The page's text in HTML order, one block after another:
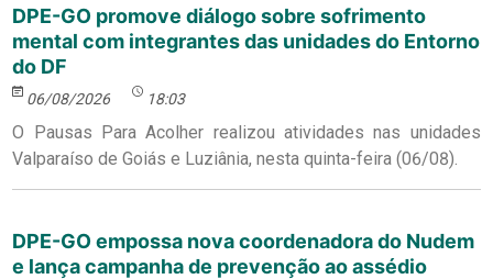
DPE-GO promove diálogo sobre sofrimento
mental com integrantes das unidades do Entorno
do DF
06/08/2026 18:03
O Pausas Para Acolher realizou atividades nas unidades
Valparaíso de Goiás e Luziânia, nesta quinta-feira (06/08).
DPE-GO empossa nova coordenadora do Nudem
e lança campanha de prevenção ao assédio